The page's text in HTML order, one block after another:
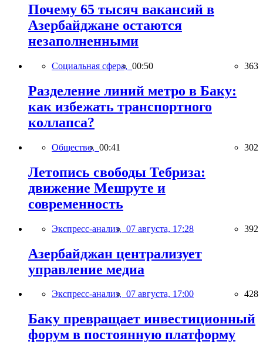
Почему 65 тысяч вакансий в
Азербайджане остаются
незаполненными
Социальная сфера, 00:50 363
Разделение линий метро в Баку:
как избежать транспортного
коллапса?
Общество, 00:41 302
Летопись свободы Тебриза:
движение Мешруте и
современность
Экспресс-анализ, 07 августа, 17:28 392
Азербайджан централизует
управление медиа
Экспресс-анализ, 07 августа, 17:00 428
Баку превращает инвестиционный
форум в постоянную платформу